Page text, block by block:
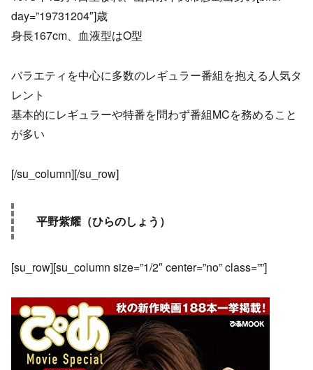
day=”19731204″]歳
身長167cm、血液型はO型
バラエティを中心に多数のレギュラー番組を抱える人気タ
レント
基本的にレギュラーや特番を問わず番組MCを務めること
が多い
[/su_column][/su_row]
平野紫耀（ひらのしょう）
[su_row][su_column size=”1/2″ center=”no” class=””]